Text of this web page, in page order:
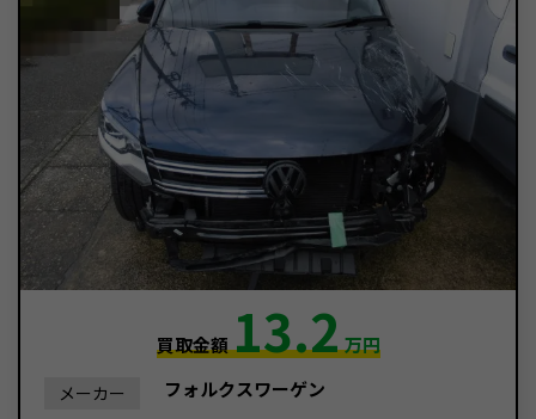
買取金額13.2万円
メーカー フォルクスワーゲン